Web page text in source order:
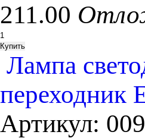
211.00
Лампа
переходник
Артикул: